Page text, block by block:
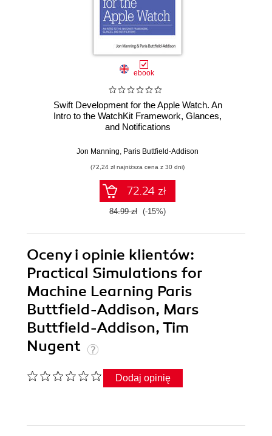
ebook
Swift Development for the Apple Watch. An
Intro to the WatchKit Framework, Glances,
and Notifications
Jon Manning, Paris Buttfield-Addison
(72,24 zł najniższa cena z 30 dni)
72.24 zł
84.99 zł (-15%)
Oceny i opinie klientów:
Practical Simulations for
Machine Learning Paris
Buttfield-Addison, Mars
Buttfield-Addison, Tim
Nugent
Dodaj opinię